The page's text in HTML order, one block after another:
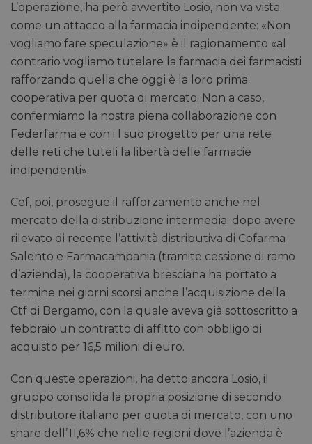
L’operazione, ha però avvertito Losio, non va vista
come un attacco alla farmacia indipendente: «Non
vogliamo fare speculazione» è il ragionamento «al
contrario vogliamo tutelare la farmacia dei farmacisti
rafforzando quella che oggi è la loro prima
cooperativa per quota di mercato. Non a caso,
confermiamo la nostra piena collaborazione con
Federfarma e con i l suo progetto per una rete
delle reti che tuteli la libertà delle farmacie
indipendenti».
Cef, poi, prosegue il rafforzamento anche nel
mercato della distribuzione intermedia: dopo avere
rilevato di recente l’attività distributiva di Cofarma
Salento e Farmacampania (tramite cessione di ramo
d’azienda), la cooperativa bresciana ha portato a
termine nei giorni scorsi anche l’acquisizione della
Ctf di Bergamo, con la quale aveva già sottoscritto a
febbraio un contratto di affitto con obbligo di
acquisto per 16,5 milioni di euro.
Con queste operazioni, ha detto ancora Losio, il
gruppo consolida la propria posizione di secondo
distributore italiano per quota di mercato, con uno
share dell’11,6% che nelle regioni dove l’azienda è